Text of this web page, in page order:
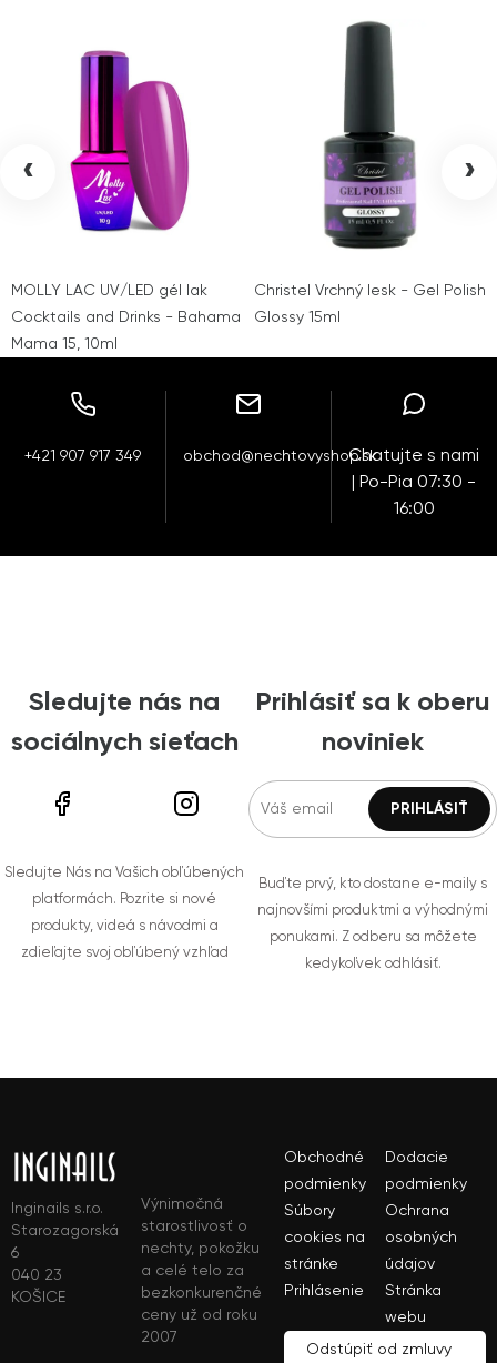
MOLLY LAC UV/LED gél lak
Cocktails and Drinks - Bahama
Mama 15, 10ml
Christel Vrchný lesk - Gel Polish
Glossy 15ml
‹ ›
+421 907 917 349 obchod@nechtovyshop.skChatujte s nami
| Po-Pia 07:30 -
16:00
Sledujte nás na
sociálnych sieťach
Sledujte Nás na Vašich obľúbených
platformách. Pozrite si nové
produkty, videá s návodmi a
zdieľajte svoj obľúbený vzhľad
Prihlásiť sa k oberu
noviniek
Buďte prvý, kto dostane e-maily s
najnovšími produktmi a výhodnými
ponukami. Z odberu sa môžete
kedykoľvek odhlásiť.
Inginails s.r.o.
Starozagorská
6
040 23
KOŠICE
Výnimočná
starostlivosť o
nechty, pokožku
a celé telo za
bezkonkurenčné
ceny už od roku
2007
Obchodné
podmienky
Dodacie
podmienky
Súbory
cookies na
stránke
Ochrana
osobných
údajov
Prihlásenie
Stránka
webu
Odstúpiť od zmluvy